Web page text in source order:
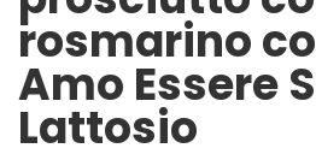
rosmarino
Amo Essere
Lattosio